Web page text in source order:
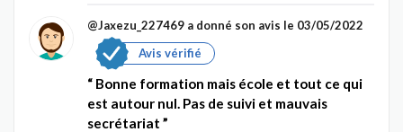
@Jaxezu_227469 a donné son avis le 03/05/2022
Avis vérifié
Bonne formation mais école et tout ce qui
est autour nul. Pas de suivi et mauvais
secrétariat